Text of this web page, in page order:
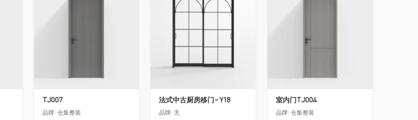
TJ007
品牌: 仓集整装
法式中古厨房移门-Y18
品牌:无
室内门TJ004
品牌:仓集整装